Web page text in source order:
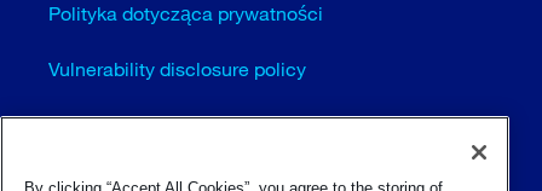
Polityka dotycząca prywatności
Vulnerability disclosure policy
Cookie settings (EN)
Sitemap